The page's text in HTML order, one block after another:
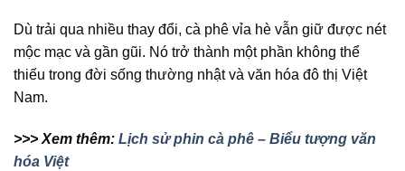
Dù trải qua nhiều thay đổi, cà phê vỉa hè vẫn giữ được nét
mộc mạc và gần gũi. Nó trở thành một phần không thể
thiếu trong đời sống thường nhật và văn hóa đô thị Việt
Nam.
>>> Xem thêm: Lịch sử phin cà phê – Biểu tượng văn
hóa Việt